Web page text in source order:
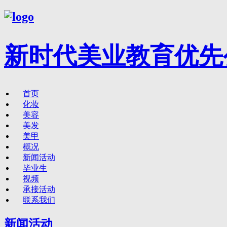
新时代美业教育优
首页
化妆
美容
美发
美甲
概况
新闻活动
毕业生
视频
承接活动
联系我们
新闻活动